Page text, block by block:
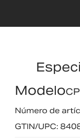
Modelo
Número de
GTIN/UPC: